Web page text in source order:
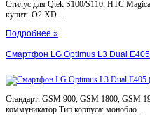
Стилус для Qtek S100/S110, HTC
купить O2 XD...
Подробнее »
Смартфон LG Optimus L3 Dual E405
Стандарт: GSM 900, GSM 1800, GSM
коммуникатор Тип корпуса: монобло...